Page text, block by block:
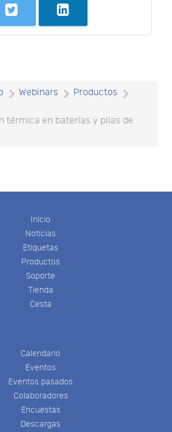
Webinars
Productos
térmica en baterías y pilas de
Inicio
Noticias
Etiquetas
Productos
Soporte
Tienda
Cesta
Calendario
Eventos
Eventos pasados
Colaboradores
Encuestas
Descargas